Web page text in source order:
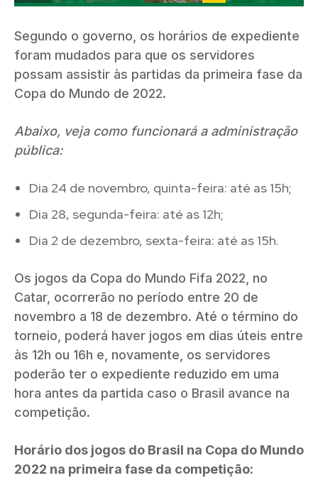
Segundo o governo, os horários de expediente
foram mudados para que os servidores
possam assistir às partidas da primeira fase da
Copa do Mundo de 2022.
Abaixo, veja como funcionará a administração
pública:
Dia 24 de novembro, quinta-feira: até as 15h;
Dia 28, segunda-feira: até as 12h;
Dia 2 de dezembro, sexta-feira: até as 15h.
Os jogos da Copa do Mundo Fifa 2022, no
Catar, ocorrerão no período entre 20 de
novembro a 18 de dezembro. Até o término do
torneio, poderá haver jogos em dias úteis entre
às 12h ou 16h e, novamente, os servidores
poderão ter o expediente reduzido em uma
hora antes da partida caso o Brasil avance na
competição.
Horário dos jogos do Brasil na Copa do Mundo
2022 na primeira fase da competição: